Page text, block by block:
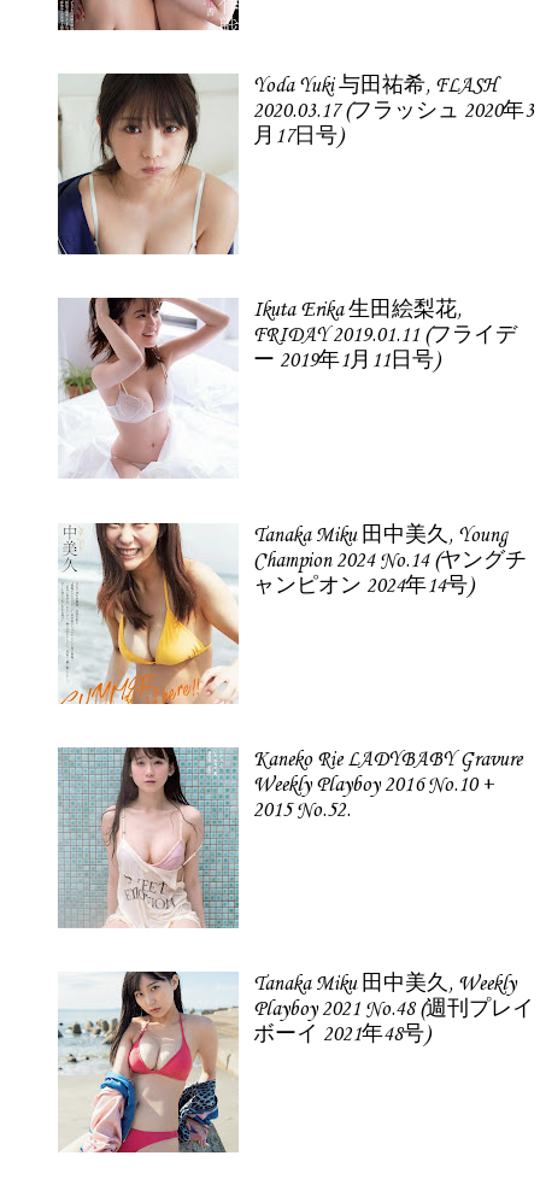
Yoda Yuki 与田祐希, FLASH
2020.03.17 (フラッシュ 2020年3
月17日号)
Ikuta Erika 生田絵梨花,
FRIDAY 2019.01.11 (フライデ
ー 2019年1月11日号)
Tanaka Miku 田中美久, Young
Champion 2024 No.14 (ヤングチ
ャンピオン 2024年14号)
Kaneko Rie LADYBABY Gravure
Weekly Playboy 2016 No.10 +
2015 No.52.
Tanaka Miku 田中美久, Weekly
Playboy 2021 No.48 (週刊プレイ
ボーイ 2021年48号)